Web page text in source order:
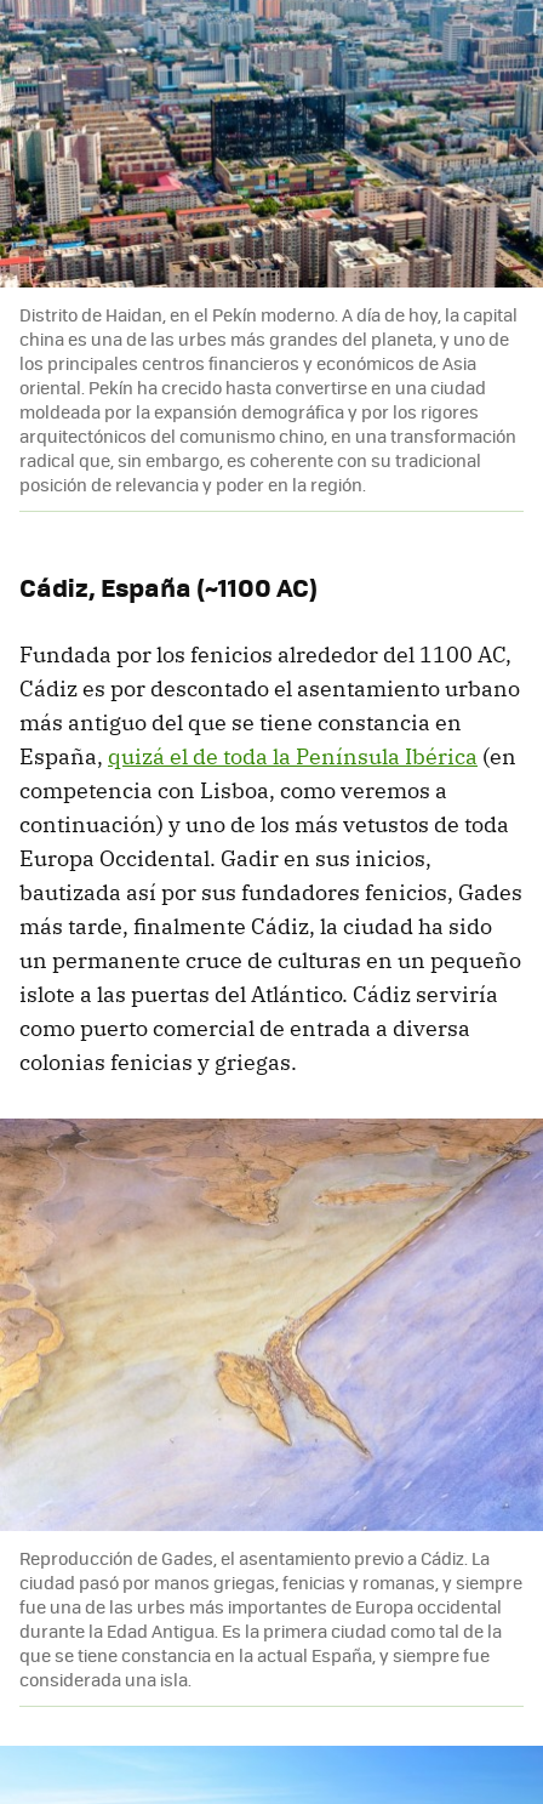
Distrito de Haidan, en el Pekín moderno. A día de hoy, la capital
china es una de las urbes más grandes del planeta, y uno de
los principales centros financieros y económicos de Asia
oriental. Pekín ha crecido hasta convertirse en una ciudad
moldeada por la expansión demográfica y por los rigores
arquitectónicos del comunismo chino, en una transformación
radical que, sin embargo, es coherente con su tradicional
posición de relevancia y poder en la región.
Cádiz, España (~1100 AC)
Fundada por los fenicios alrededor del 1100 AC,
Cádiz es por descontado el asentamiento urbano
más antiguo del que se tiene constancia en
España, quizá el de toda la Península Ibérica (en
competencia con Lisboa, como veremos a
continuación) y uno de los más vetustos de toda
Europa Occidental. Gadir en sus inicios,
bautizada así por sus fundadores fenicios, Gades
más tarde, finalmente Cádiz, la ciudad ha sido
un permanente cruce de culturas en un pequeño
islote a las puertas del Atlántico. Cádiz serviría
como puerto comercial de entrada a diversa
colonias fenicias y griegas.
Reproducción de Gades, el asentamiento previo a Cádiz. La
ciudad pasó por manos griegas, fenicias y romanas, y siempre
fue una de las urbes más importantes de Europa occidental
durante la Edad Antigua. Es la primera ciudad como tal de la
que se tiene constancia en la actual España, y siempre fue
considerada una isla.